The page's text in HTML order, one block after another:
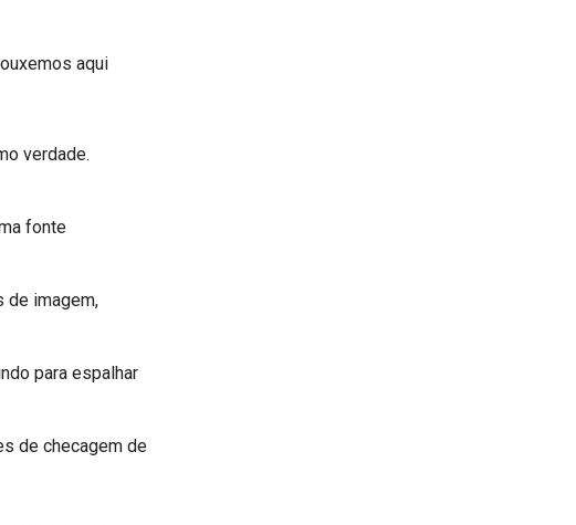
aqui
verdade.
fonte
de imagem,
para espalhar
de checagem de